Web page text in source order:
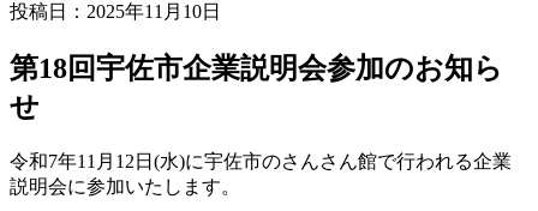
投稿日：2025年11月10日
第18回宇佐市企業説明会参加のお知ら
せ
令和7年11月12日(水)に宇佐市のさんさん館で行われる企業
説明会に参加いたします。